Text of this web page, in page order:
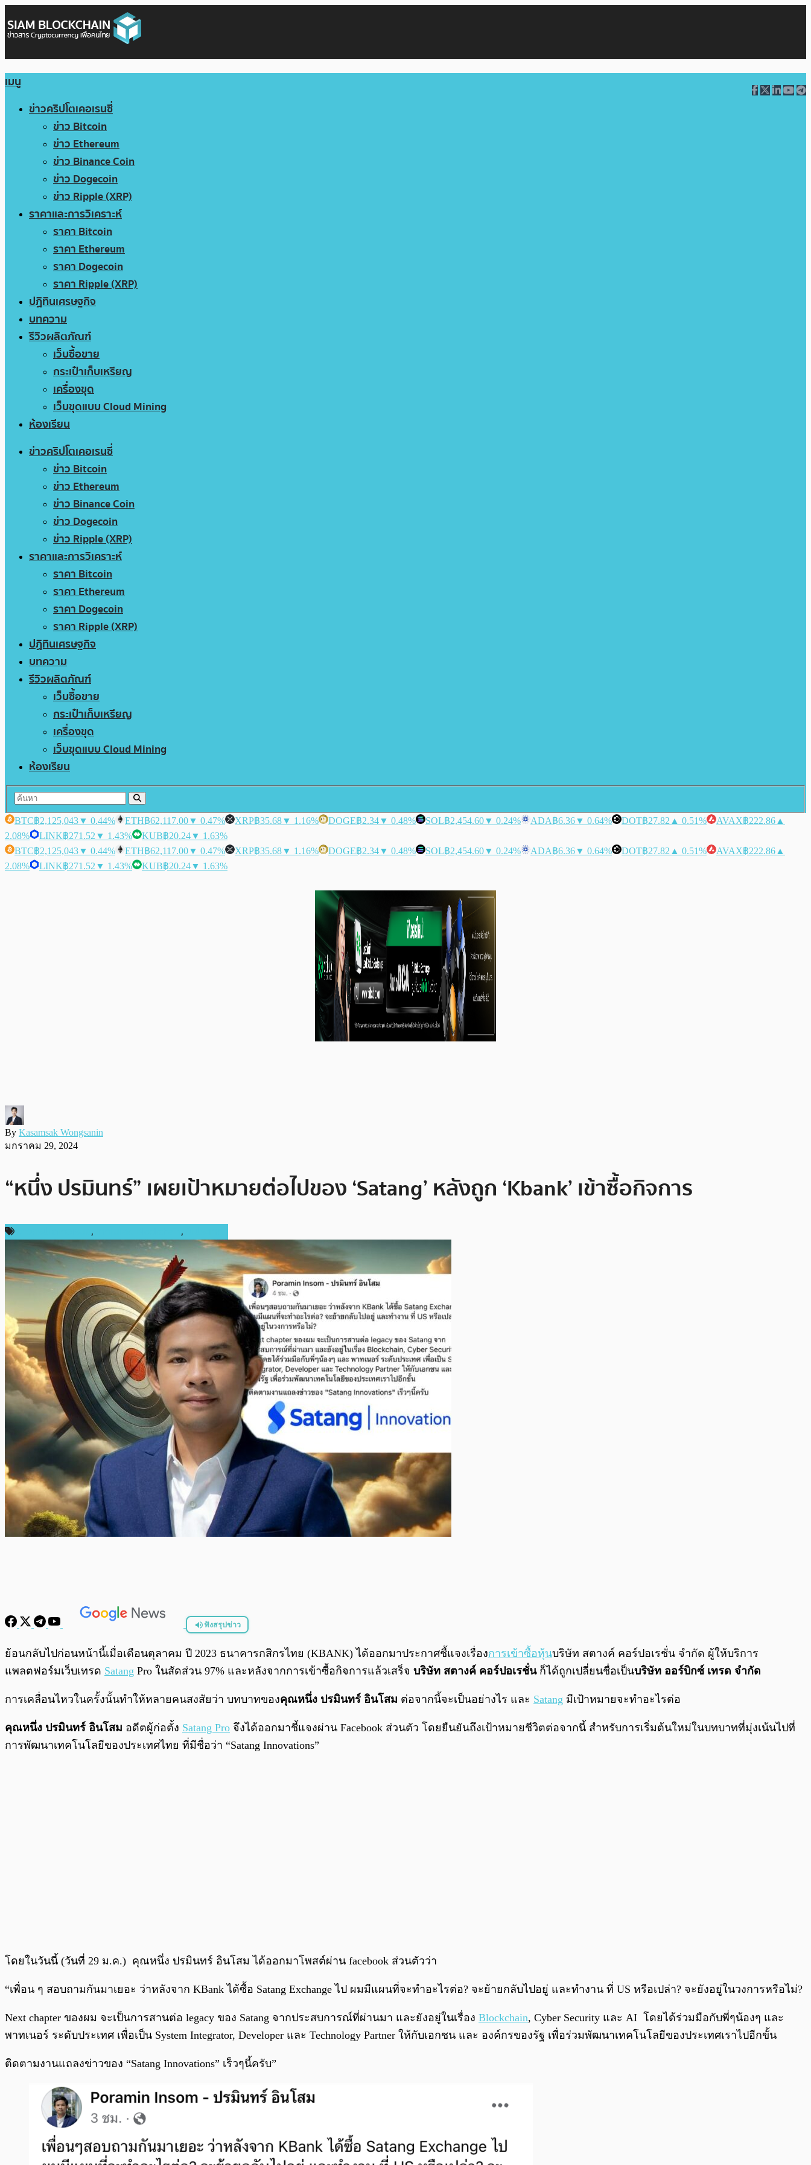
เมนู
ข่าวคริปโตเคอเรนซี่
ข่าว Bitcoin
ข่าว Ethereum
ข่าว Binance Coin
ข่าว Dogecoin
ข่าว Ripple (XRP)
ราคาและการวิเคราะห์
ราคา Bitcoin
ราคา Ethereum
ราคา Dogecoin
ราคา Ripple (XRP)
ปฏิทินเศรษฐกิจ
บทความ
รีวิวผลิตภัณฑ์
เว็บซื้อขาย
กระเป๋าเก็บเหรียญ
เครื่องขุด
เว็บขุดแบบ Cloud Mining
ห้องเรียน
ข่าวคริปโตเคอเรนซี่
ข่าว Bitcoin
ข่าว Ethereum
ข่าว Binance Coin
ข่าว Dogecoin
ข่าว Ripple (XRP)
ราคาและการวิเคราะห์
ราคา Bitcoin
ราคา Ethereum
ราคา Dogecoin
ราคา Ripple (XRP)
ปฏิทินเศรษฐกิจ
บทความ
รีวิวผลิตภัณฑ์
เว็บซื้อขาย
กระเป๋าเก็บเหรียญ
เครื่องขุด
เว็บขุดแบบ Cloud Mining
ห้องเรียน
BTC฿2,125,043▼ 0.44% ETH฿62,117.00▼ 0.47% XRP฿35.68▼ 1.16% DOGE฿2.34▼ 0.48% SOL฿2,454.60▼ 0.24% ADA฿6.36▼ 0.64% DOT฿27.82 ▲ 0.51% AVAX฿222.86 ▲
2.08%
LINK฿271.52 ▼ 1.43% KUB฿20.24▼ 1.63%
BTC฿2,125,043▼ 0.44% ETH฿62,117.00▼ 0.47% XRP฿35.68▼ 1.16% DOGE฿2.34▼ 0.48% SOL฿2,454.60▼ 0.24% ADA฿6.36▼ 0.64% DOT฿27.82 ▲ 0.51% AVAX฿222.86 ▲
2.08%
LINK฿271.52 ▼ 1.43% KUB฿20.24▼ 1.63%
By Kasamsak Wongsanin
มกราคม 29, 2024
“หนึ่ง ปรมินทร์” เผยเป้าหมายต่อไปของ ‘Satang’ หลังถูก ‘Kbank’ เข้าซื้อกิจการ
, ,
ฟังสรุปข่าว
พร้อมเล่น 0:00
ย้อนกลับไปก่อนหน้านี้เมื่อเดือนตุลาคม ปี 2023 ธนาคารกสิกรไทย (KBANK) ได้ออกมาประกาศชี้แจงเรื่องการเข้าซื้อหุ้นบริษัท สตางค์ คอร์ปอเรชั่น จำกัด ผู้ให้บริการ
แพลตฟอร์มเว็บเทรด Satang Pro ในสัดส่วน 97% และหลังจากการเข้าซื้อกิจการแล้วเสร็จ บริษัท สตางค์ คอร์ปอเรชั่นก็ได้ถูกเปลี่ยนชื่อเป็นบริษัท ออร์บิกซ์ เทรด จำกัด
การเคลื่อนไหวในครั้งนั้นทำให้หลายคนสงสัยว่า บทบาทของคุณหนึ่ง ปรมินทร์ อินโสม ต่อจากนี้จะเป็นอย่างไร และ Satang มีเป้าหมายจะทำอะไรต่อ
คุณหนึ่ง ปรมินทร์ อินโสม อดีตผู้ก่อตั้ง Satang Pro จึงได้ออกมาชี้แจงผ่าน Facebook ส่วนตัว โดยยืนยันถึงเป้าหมายชีวิตต่อจากนี้ สำหรับการเริ่มต้นใหม่ในบทบาทที่มุ่งเน้นไปที่
การพัฒนาเทคโนโลยีของประเทศไทย ที่มีชื่อว่า “Satang Innovations”
โดยในวันนี้ (วันที่ 29 ม.ค.) คุณหนึ่ง ปรมินทร์ อินโสม ได้ออกมาโพสต์ผ่าน facebook ส่วนตัวว่า
“เพื่อน ๆ สอบถามกันมาเยอะ ว่าหลังจาก KBank ได้ซื้อ Satang Exchange ไป ผมมีแผนที่จะทำอะไรต่อ? จะย้ายกลับไปอยู่ และทำงาน ที่ US หรือเปล่า? จะยังอยู่ในวงการหรือไม่?
Next chapter ของผม จะเป็นการสานต่อ legacy ของ Satang จากประสบการณ์ที่ผ่านมา และยังอยู่ในเรื่อง Blockchain, Cyber Security และ AI โดยได้ร่วมมือกับพี่ๆน้องๆ และ
พาทเนอร์ ระดับประเทศ เพื่อเป็น System Integrator, Developer และ Technology Partner ให้กับเอกชน และ องค์กรของรัฐ เพื่อร่วมพัฒนาเทคโนโลยีของประเทศเราไปอีกขั้น
ติดตามงานแถลงข่าวของ “Satang Innovations” เร็วๆนี้ครับ”